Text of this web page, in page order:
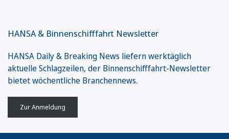
HANSA & Binnenschifffahrt Newsletter
HANSA Daily & Breaking News liefern werktäglich
aktuelle Schlagzeilen, der Binnenschifffahrt-Newsletter
bietet wöchentliche Branchennews.
Zur Anmeldung